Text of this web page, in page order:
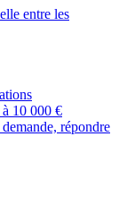
entre les
à 10 000 €
répondre